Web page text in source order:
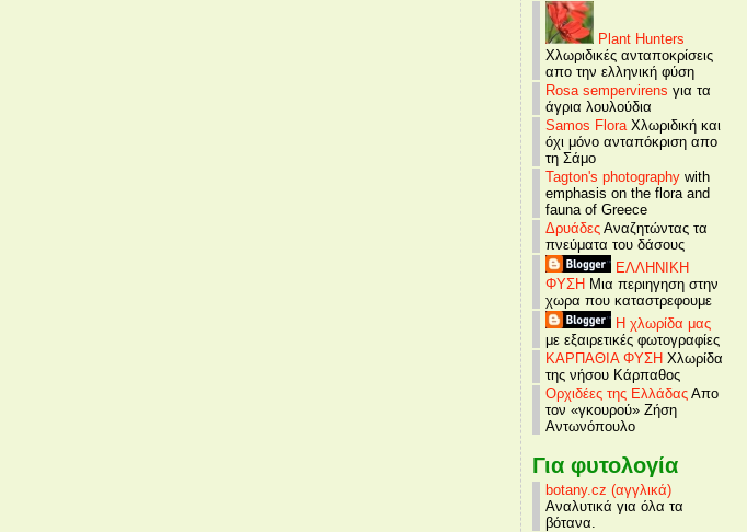
Plant Hunters
Χλωριδικές ανταποκρίσεις
απο την ελληνική φύση
Rosa sempervirens για τα
άγρια λουλούδια
Samos FloraΧλωριδική και
όχι μόνο ανταπόκριση απο
τη Σάμο
Tagton's photographywith
emphasis on the flora and
fauna of Greece
ΔρυάδεςΑναζητώντας τα
πνεύματα του δάσους
ΕΛΛΗΝΙΚΗ
ΦΥΣΗ Μια περιηγηση στην
χωρα που καταστρεφουμε
Η χλωρίδα μας
με εξαιρετικές φωτογραφίες
ΚΑΡΠΑΘΙΑ ΦΥΣΗ Χλωρίδα
της νήσου Κάρπαθος
Ορχιδέες της ΕλλάδαςΑπο
τον «γκουρού» Ζήση
Αντωνόπουλο
Για φυτολογία
botany.cz (αγγλικά)
Αναλυτικά για όλα τα
βότανα.